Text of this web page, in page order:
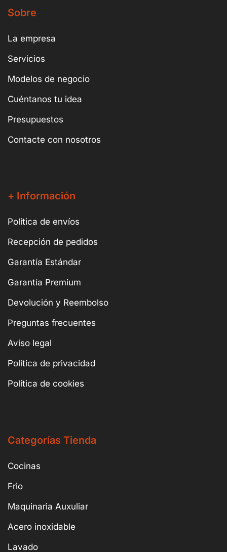
Sobre
La empresa
Servicios
Modelos de negocio
Cuéntanos tu idea
Presupuestos
Contacte con nosotros
+ Información
Política de envíos
Recepción de pedidos
Garantía Estándar
Garantía Premium
Devolución y Reembolso
Preguntas frecuentes
Aviso legal
Política de privacidad
Política de cookies
Categorías Tienda
Cocinas
Frio
Maquinaria Auxuliar
Acero inoxidable
Lavado